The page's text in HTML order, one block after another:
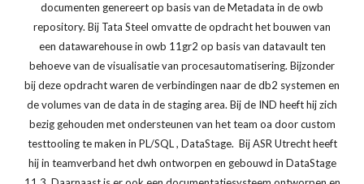
documenten genereert op basis van de Metadata in de owb
repository. Bij Tata Steel omvatte de opdracht het bouwen van
een datawarehouse in owb 11gr2 op basis van datavault ten
behoeve van de visualisatie van procesautomatisering. Bijzonder
bij deze opdracht waren de verbindingen naar de db2 systemen en
de volumes van de data in de staging area. Bij de IND heeft hij zich
bezig gehouden met ondersteunen van het team oa door custom
testtooling te maken in PL/SQL , DataStage. Bij ASR Utrecht heeft
hij in teamverband het dwh ontworpen en gebouwd in DataStage